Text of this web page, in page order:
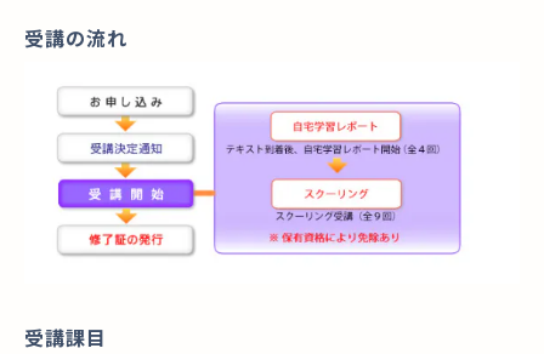
受講の流れ
受講課目